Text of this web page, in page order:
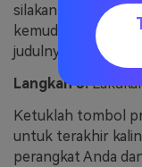
silakan ketik teks
kemudian atur
judulnya. Terakhir,
Langkah 3:
Ketuklah tombol
untuk terakhir
perangkat Anda